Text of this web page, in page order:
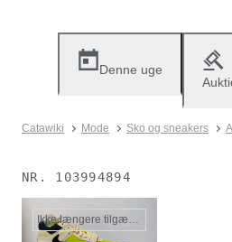
Denne uge
Catawiki Mode Sko og sneakers
NR. 103994894
Ikke længere tilgængelig